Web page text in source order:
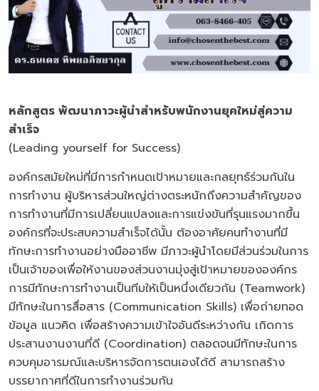
หลักสูตร พัฒนาภาวะผู้นำสำหรับพนักงานยุคใหม่สู่ความ
สำเร็จ
(Leading yourself for Success)
องค์กรสมัยใหม่ที่มีการกำหนดเป้าหมายและกลยุทธ์ร่วมกันใน
การทำงาน ผู้บริหารส่วนใหญ่ต่างตระหนักถึงความสำคัญของ
การทำงานที่มีการเปลี่ยนแปลงและการแข่งขันที่รุนแรงมากขึ้น
องค์กรที่จะประสบความสำเร็จได้นั้น ต้องอาศัยคนทำงานที่มี
ทักษะการทำงานอย่างมืออาชีพ มีภาวะผู้นำโดยมีส่วนร่วมในการ
เป็นเจ้าของเพื่อให้งานของส่วนงานมุ่งสู่เป้าหมายขององค์กร
การมีทักษะการทำงานเป็นทีมให้เป็นหนึ่งเดียวกัน (Teamwork)
มีทักษะในการสื่อสาร (Communication Skills) เพื่อถ่ายทอด
ข้อมูล แนวคิด เพื่อสร้างความเข้าใจอันดีระหว่างกัน เกิดการ
ประสานงานงานที่ดี (Coordination) ตลอดจนมีทักษะในการ
ควบคุมอารมณ์และบริหารจัดการตนเองได้ดี สามารถสร้าง
บรรยากาศที่ดีในการทำงานร่วมกัน